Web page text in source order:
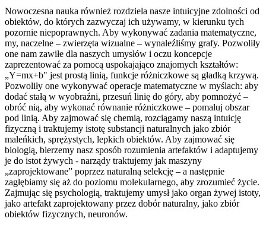
Nowoczesna nauka również rozdziela nasze intuicyjne zdolności od
obiektów, do których zazwyczaj ich używamy, w kierunku tych
pozornie niepoprawnych. Aby wykonywać zadania matematyczne,
my, naczelne – zwierzęta wizualne – wynaleźliśmy grafy. Pozwoliły
one nam zawiłe dla naszych umysłów i oczu koncepcje
zaprezentować za pomocą uspokajająco znajomych kształtów:
„Y=mx+b" jest prostą linią, funkcje różniczkowe są gładką krzywą.
Pozwoliły one wykonywać operacje matematyczne w myślach: aby
dodać stałą w wyobraźni, przesuń linię do góry, aby pomnożyć –
obróć nią, aby wykonać równanie różniczkowe – pomaluj obszar
pod linią. Aby zajmować się chemią, rozciągamy naszą intuicję
fizyczną i traktujemy istotę substancji naturalnych jako zbiór
maleńkich, sprężystych, lepkich obiektów. Aby zajmować się
biologią, bierzemy nasz sposób rozumienia artefaktów i adaptujemy
je do istot żywych - narządy traktujemy jak maszyny
„zaprojektowane” poprzez naturalną selekcję – a następnie
zagłębiamy się aż do poziomu molekularnego, aby zrozumieć życie.
Zajmując się psychologią, traktujemy umysł jako organ żywej istoty,
jako artefakt zaprojektowany przez dobór naturalny, jako zbiór
obiektów fizycznych, neuronów.